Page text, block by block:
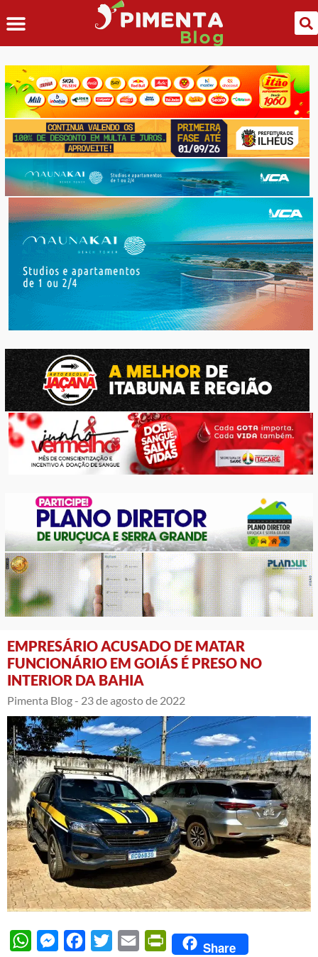
EMPRESÁRIO ACUSADO DE MATAR
FUNCIONÁRIO EM GOIÁS É PRESO NO
INTERIOR DA BAHIA
Pimenta Blog - 23 de agosto de 2022
WhatsAppMessengerFacebook
Twitter Email PrintFriendly
Share